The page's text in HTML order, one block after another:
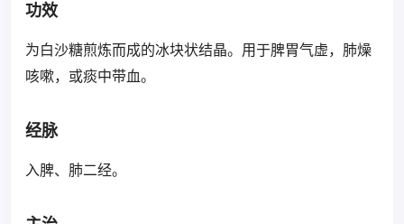
功效
为白沙糖煎炼而成的冰块状结晶。用于脾胃气虚，肺燥
咳嗽，或痰中带血。
经脉
入脾、肺二经。